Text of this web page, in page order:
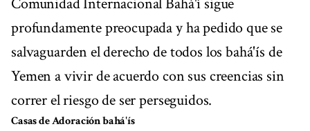
profundamente preocupada y ha pedido que se
salvaguarden el derecho de todos los bahá'ís de
Yemen a vivir de acuerdo con sus creencias sin
correr el riesgo de ser perseguidos.
Casas de Adoración bahá'ís